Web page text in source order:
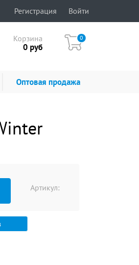
Регистрация Войти
Корзина
0 руб
0
Оптовая продажа
Артикул: